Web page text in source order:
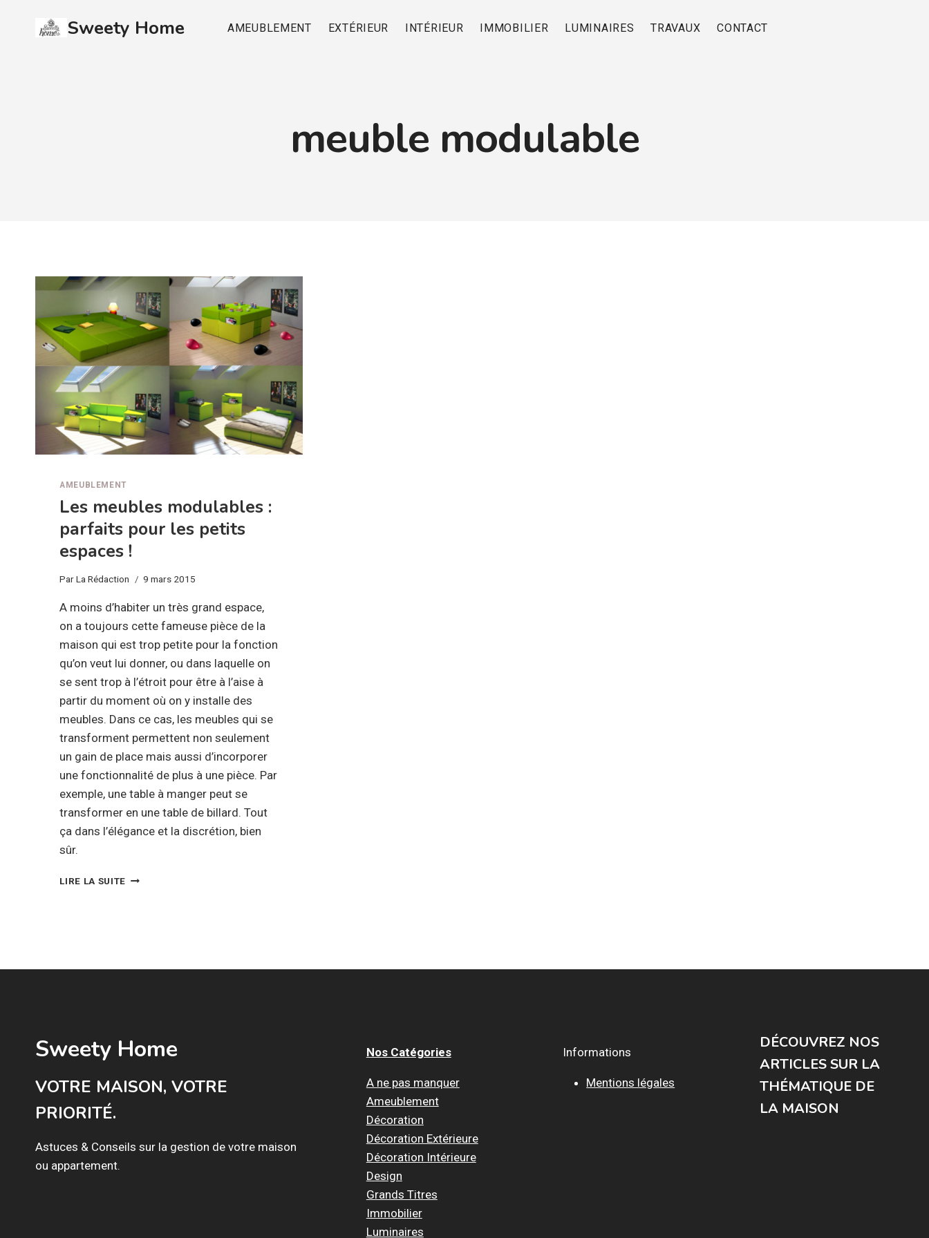
Sweety Home AMEUBLEMENT EXTÉRIEUR INTÉRIEUR IMMOBILIER LUMINAIRES TRAVAUX CONTACT
meuble modulable
AMEUBLEMENT
Les meubles modulables :
parfaits pour les petits
espaces !
Par La Rédaction 9 mars 2015
A moins d’habiter un très grand espace,
on a toujours cette fameuse pièce de la
maison qui est trop petite pour la fonction
qu’on veut lui donner, ou dans laquelle on
se sent trop à l’étroit pour être à l’aise à
partir du moment où on y installe des
meubles. Dans ce cas, les meubles qui se
transforment permettent non seulement
un gain de place mais aussi d’incorporer
une fonctionnalité de plus à une pièce. Par
exemple, une table à manger peut se
transformer en une table de billard. Tout
ça dans l’élégance et la discrétion, bien
sûr.
LIRE LA SUITE LES
Sweety Home
VOTRE MAISON, VOTRE
PRIORITÉ.
Astuces & Conseils sur la gestion de votre maison
ou appartement.
Nos Catégories
A ne pas manquer
Ameublement
Décoration
Décoration Extérieure
Décoration Intérieure
Design
Grands Titres
Immobilier
Luminaires
Informations
Mentions légales
DÉCOUVREZ NOS
ARTICLES SUR LA
THÉMATIQUE DE
LA MAISON